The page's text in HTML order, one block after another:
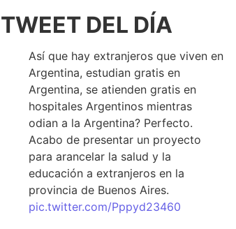
TWEET DEL DÍA
Así que hay extranjeros que viven en
Argentina, estudian gratis en
Argentina, se atienden gratis en
hospitales Argentinos mientras
odian a la Argentina? Perfecto.
Acabo de presentar un proyecto
para arancelar la salud y la
educación a extranjeros en la
provincia de Buenos Aires.
pic.twitter.com/Pppyd23460